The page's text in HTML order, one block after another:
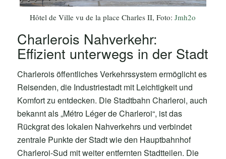
Hôtel de Ville vu de la place Charles II, Foto:Jmh2o
Charlerois Nahverkehr:
Effizient unterwegs in der Stadt
Charlerois öffentliches Verkehrssystem ermöglicht es
Reisenden, die Industriestadt mit Leichtigkeit und
Komfort zu entdecken. Die Stadtbahn Charleroi, auch
bekannt als „Métro Léger de Charleroi“, ist das
Rückgrat des lokalen Nahverkehrs und verbindet
zentrale Punkte der Stadt wie den Hauptbahnhof
Charleroi-Sud mit weiter entfernten Stadtteilen. Die